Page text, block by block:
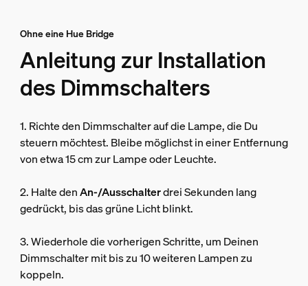
Ohne eine Hue Bridge
Anleitung zur Installation
des Dimmschalters
1. Richte den Dimmschalter auf die Lampe, die Du
steuern möchtest. Bleibe möglichst in einer Entfernung
von etwa 15 cm zur Lampe oder Leuchte.
2. Halte denAn-/Ausschalterdrei Sekunden lang
gedrückt, bis das grüne Licht blinkt.
3. Wiederhole die vorherigen Schritte, um Deinen
Dimmschalter mit bis zu 10 weiteren Lampen zu
koppeln.